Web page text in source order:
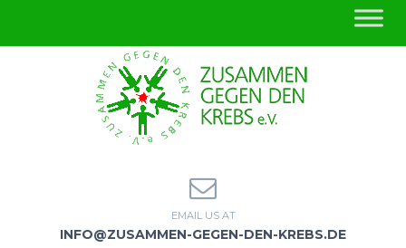
EMAIL US AT
INFO@ZUSAMMEN-GEGEN-DEN-KREBS.DE